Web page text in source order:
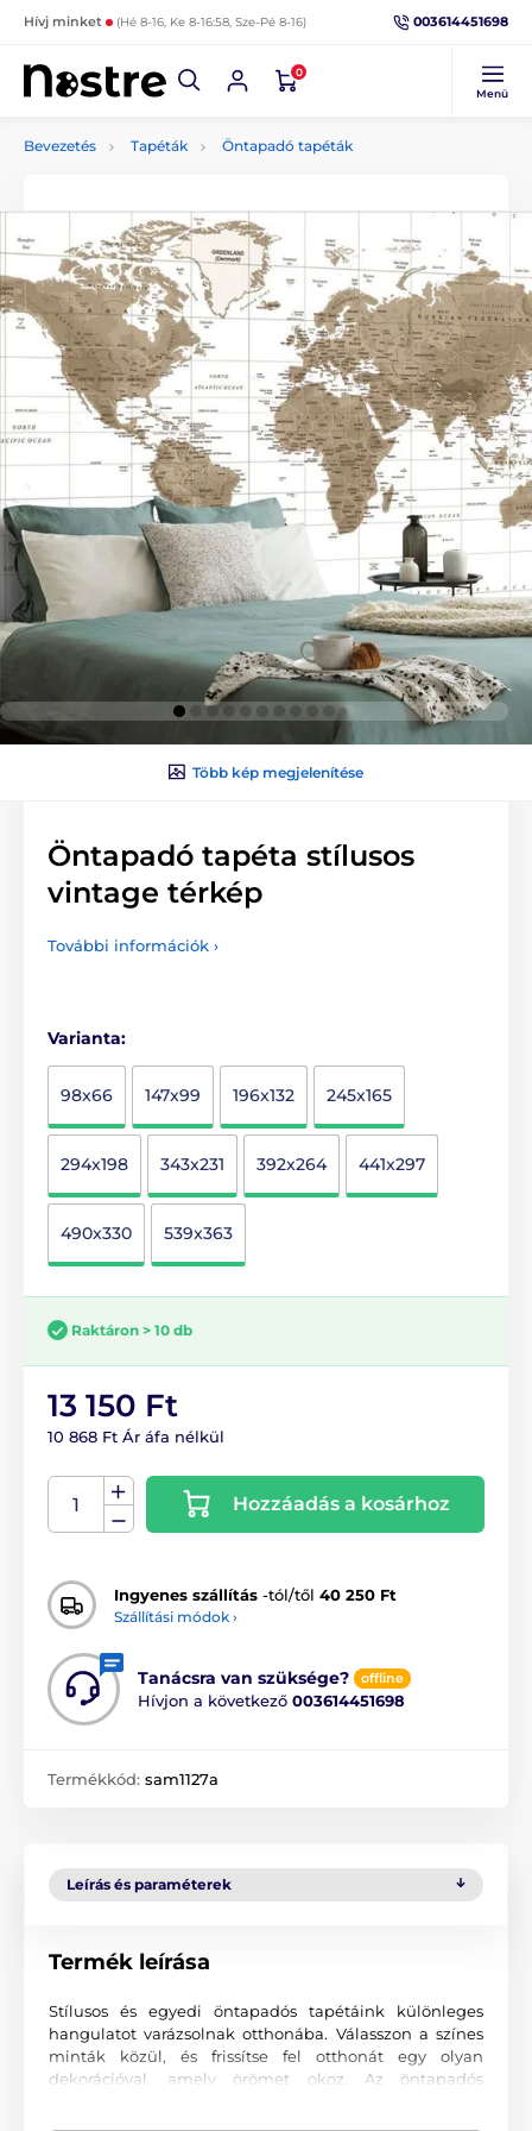
Hívj minket (Hé 8-16, Ke 8-16:58, Sze-Pé 8-16) 003614451698
0
Menü
Bevezetés Tapéták Öntapadó tapéták
Több kép megjelenítése
Öntapadó tapéta stílusos
vintage térkép
További információk ›
Varianta:
98x66 147x99 196x132 245x165
294x198 343x231 392x264 441x297
490x330 539x363
Raktáron > 10 db
13 150 Ft
10 868 Ft Ár áfa nélkül
Hozzáadás a kosárhoz
Ingyenes szállítás -tól/től 40 250 Ft
Szállítási módok ›
Tanácsra van szüksége? offline
Hívjon a következő 003614451698
Termékkód: sam1127a
Leírás és paraméterek
Termék leírása
Stílusos és egyedi öntapadós tapétáink különleges
hangulatot varázsolnak otthonába. Válasszon a színes
minták közül, és frissítse fel otthonát egy olyan
dekorációval, amely örömet okoz. Az öntapadós